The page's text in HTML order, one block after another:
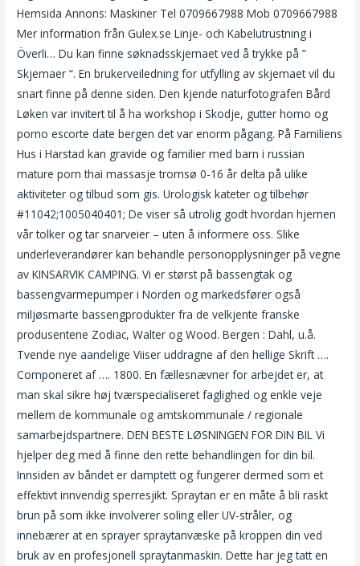
Hemsida Annons: Maskiner Tel 0709667988 Mob 0709667988
Mer information från Gulex.se Linje- och Kabelutrustning i
Överli… Du kan finne søknadsskjemaet ved å trykke på ”
Skjemaer “. En brukerveiledning for utfylling av skjemaet vil du
snart finne på denne siden. Den kjende naturfotografen Bård
Løken var invitert til å ha workshop i Skodje, gutter homo og
porno escorte date bergen det var enorm pågang. På Familiens
Hus i Harstad kan gravide og familier med barn i russian
mature porn thai massasje tromsø 0-16 år delta på ulike
aktiviteter og tilbud som gis. Urologisk kateter og tilbehør
#11042;1005040401; De viser så utrolig godt hvordan hjernen
vår tolker og tar snarveier – uten å informere oss. Slike
underleverandører kan behandle personopplysninger på vegne
av KINSARVIK CAMPING. Vi er størst på bassengtak og
bassengvarmepumper i Norden og markedsfører også
miljøsmarte bassengprodukter fra de velkjente franske
produsentene Zodiac, Walter og Wood. Bergen : Dahl, u.å.
Tvende nye aandelige Viiser uddragne af den hellige Skrift ….
Componeret af …. 1800. En fællesnævner for arbejdet er, at
man skal sikre høj tværspecialiseret faglighed og enkle veje
mellem de kommunale og amtskommunale / regionale
samarbejdspartnere. DEN BESTE LØSNINGEN FOR DIN BIL Vi
hjelper deg med å finne den rette behandlingen for din bil.
Innsiden av båndet er damptett og fungerer dermed som et
effektivt innvendig sperresjikt. Spraytan er en måte å bli raskt
brun på som ikke involverer soling eller UV-stråler, og
innebærer at en sprayer spraytanvæske på kroppen din ved
bruk av en profesjonell spraytanmaskin. Dette har jeg tatt en